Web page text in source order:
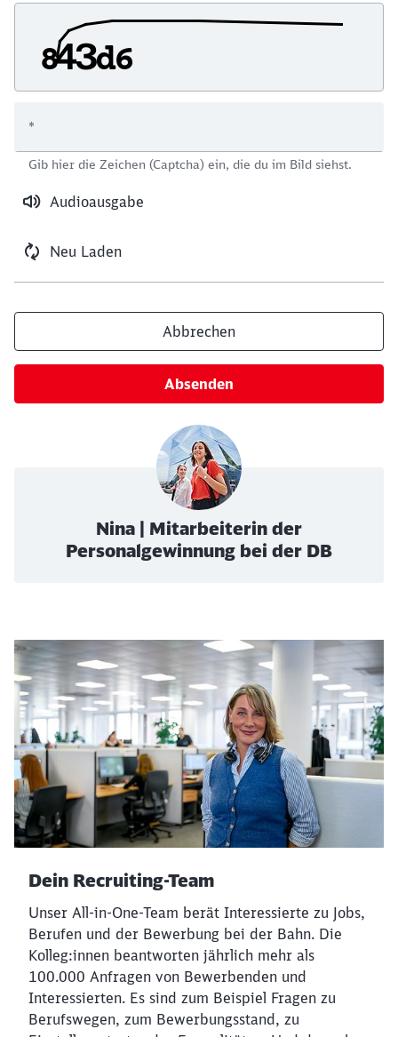
Audioausgabe
Neu Laden
*
Gib hier die Zeichen (Captcha) ein, die du im Bild siehst.
Abbrechen
Absenden
Nina | Mitarbeiterin der
Personalgewinnung bei der DB
Dein Recruiting-Team
Unser All-in-One-Team berät Interessierte zu Jobs,
Berufen und der Bewerbung bei der Bahn. Die
Kolleg:innen beantworten jährlich mehr als
100.000 Anfragen von Bewerbenden und
Interessierten. Es sind zum Beispiel Fragen zu
Berufswegen, zum Bewerbungsstand, zu
Schließen
Möchten Sie zuweitergeleitet